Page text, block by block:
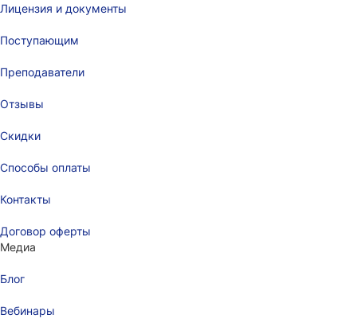
Лицензия и документы
Поступающим
Преподаватели
Отзывы
Скидки
Способы оплаты
Контакты
Договор оферты
Медиа
Блог
Вебинары